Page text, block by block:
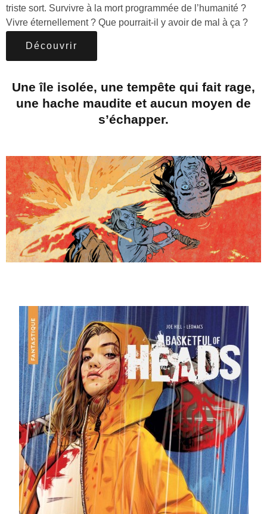
triste sort. Survivre à la mort programmée de l’humanité ?
Vivre éternellement ? Que pourrait-il y avoir de mal à ça ?
Découvrir
Une île isolée, une tempête qui fait rage,
une hache maudite et aucun moyen de
s’échapper.